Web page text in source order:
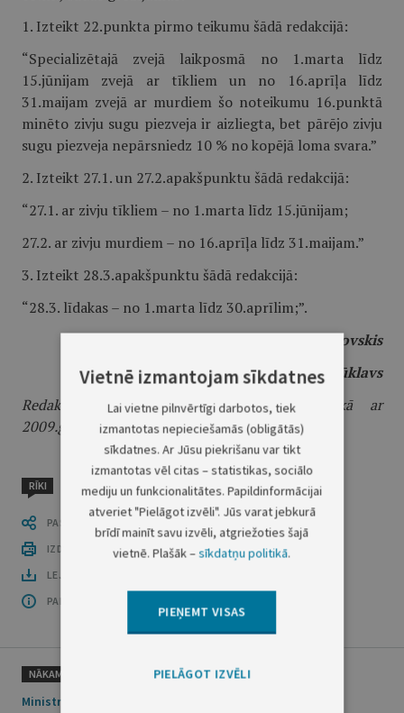
1. Izteikt 22.punkta pirmo teikumu šādā redakcijā:
“Specializētajā zvejā laikposmā no 1.marta līdz
15.jūnijam zvejā ar tīkliem un no 16.aprīļa līdz
31.maijam zvejā ar murdiem šo noteikumu 16.punktā
minēto zivju sugu piezveja ir aizliegta, bet pārējo zivju
sugu piezveja nepārsniedz 10 % no kopējā loma svara.”
2. Izteikt 27.1. un 27.2.apakšpunktu šādā redakcijā:
“27.1. ar zivju tīkliem – no 1.marta līdz 15.jūnijam;
27.2. ar zivju murdiem – no 16.aprīļa līdz 31.maijam.”
3. Izteikt 28.3.apakšpunktu šādā redakcijā:
“28.3. līdakas – no 1.marta līdz 30.aprīlim;”.
Ministru prezidentsV.Dombrovskis
Zemkopības ministrsJ.Dūklavs
Redakcijas piebilde: noteikumi stājas spēkā ar
2009.gada 24.oktobri.
RĪKI
PASTĀSTI CITIEM
IZDRUKĀT PUBLIKĀCIJU
LEJUPLĀDĒT LAIDIENU (PDF)
PAR OFICIĀLO IZDEVUMU
NĀKAMAIS
Ministru kabineta rīkojums Nr.716
Vietnē izmantojam sīkdatnes
Lai vietne pilnvērtīgi darbotos, tiek
izmantotas nepieciešamās (obligātās)
sīkdatnes. Ar Jūsu piekrišanu var tikt
izmantotas vēl citas – statistikas, sociālo
mediju un funkcionalitātes. Papildinformācijai
atveriet "Pielāgot izvēli". Jūs varat jebkurā
brīdī mainīt savu izvēli, atgriežoties šajā
vietnē. Plašāk –sīkdatņu politikā.
PIEŅEMT VISAS
PIELĀGOT IZVĒLI